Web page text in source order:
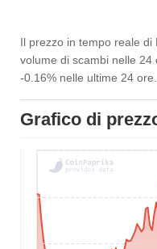
Il prezzo in tempo reale di
volume di scambi nelle 24
-0.16% nelle ultime 24 ore.
Grafico di